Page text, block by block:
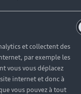
et collectent des
par exemple les
vous vous déplacez
internet et donc à
vous pouvez à tout